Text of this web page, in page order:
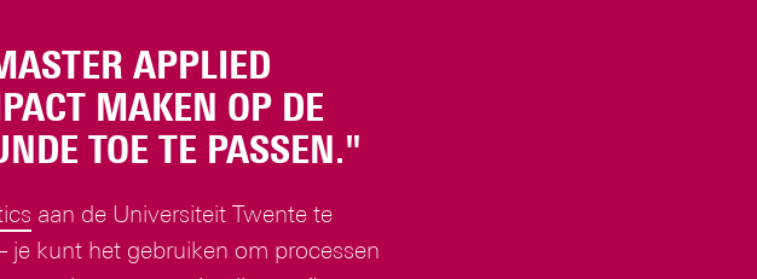
Robotica
Veiligheid
Studentenleven
Studiekeuze
Studietips
APPLIED
MAKEN OP DE
TOE TE PASSEN."
aan de Universiteit Twente te
je kunt het gebruiken om processen